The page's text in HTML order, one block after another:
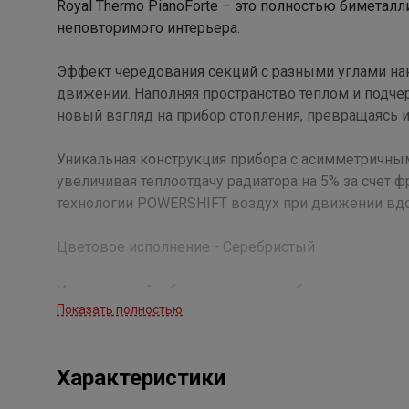
Royal Thermo PianoForte – это полностью
неповторимого интерьера.
Эффект чередования секций с разными углами
движении. Наполняя пространство теплом и
новый взгляд на прибор отопления, превращаясь
Уникальная конструкция прибора с
увеличивая теплоотдачу радиатора на 5% за
технологии POWERSHIFT воздух при движении
Цветовое исполнение - Серебристый
Обволакивающий сатиновой мягкостью, глубокий
Сочетаясь с любыми оттенками существующего
Показать полностью
Характеристики